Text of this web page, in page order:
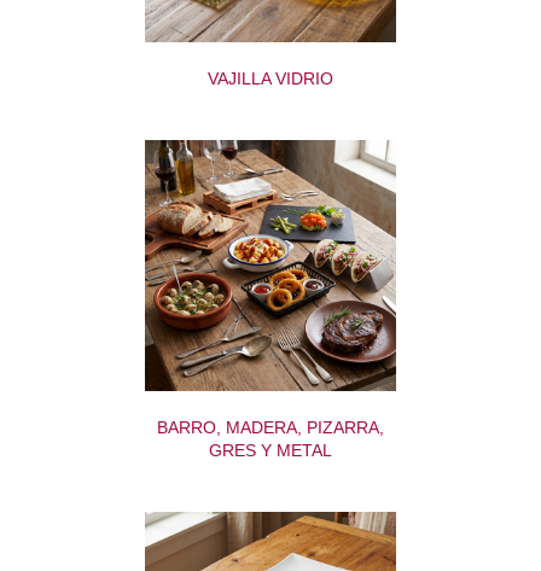
VAJILLA VIDRIO
BARRO, MADERA, PIZARRA,
GRES Y METAL